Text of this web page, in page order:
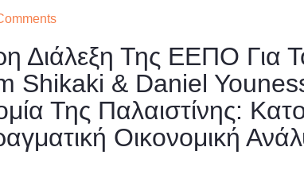
Διάλεξη Της ΕΕΠΟ Για
Shikaki & Daniel
Της Παλαιστίνης:
Οικονομική